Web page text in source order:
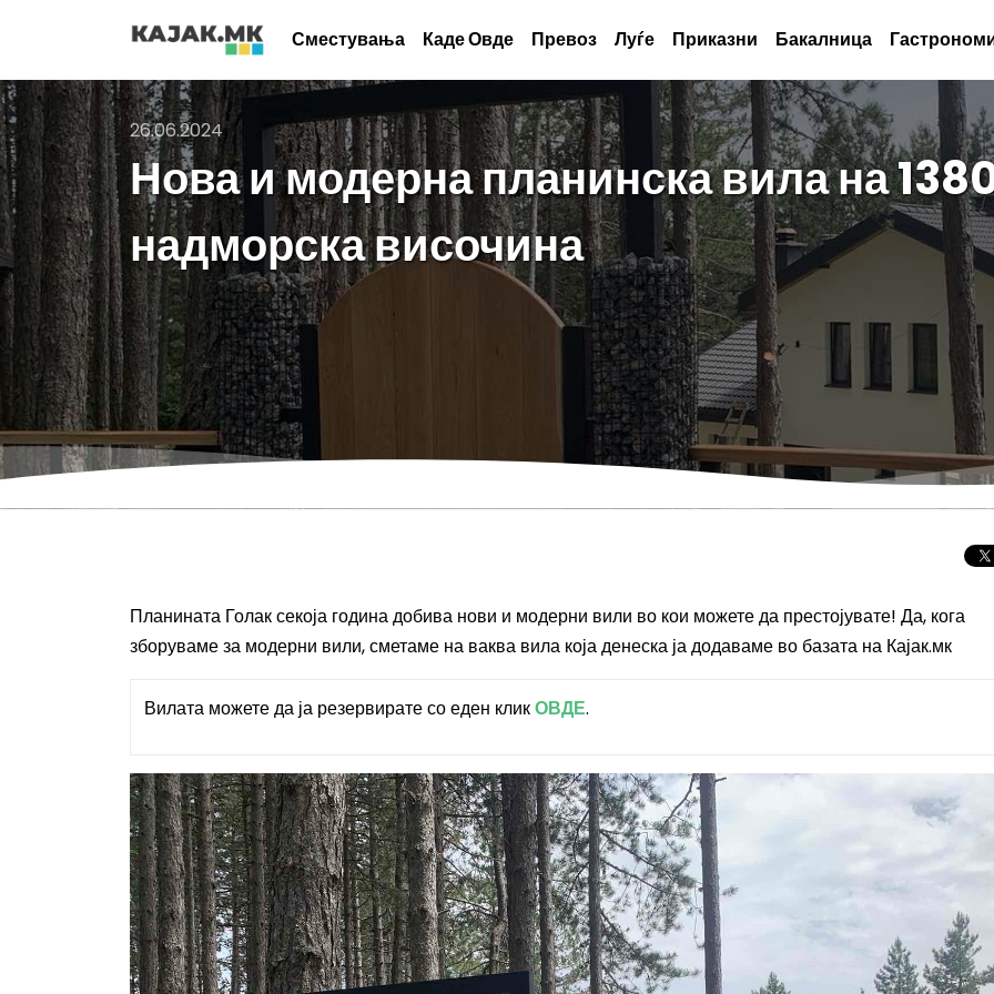
Сместувања Каде Овде Превоз Луѓе Приказни Бакалница
26.06.2024
Нова и модерна планинска вила на
надморска височина
Планината Голак секоја година добива нови и модерни вили во кои можете да престојувате! Да, кога
зборуваме за модерни вили, сметаме на ваква вила која денеска ја додаваме во базата на Кајак.мк
Вилата можете да ја резервирате со еден кликОВДЕ.
Целосно
Сонцето 2026:
најголемиот
во Европа